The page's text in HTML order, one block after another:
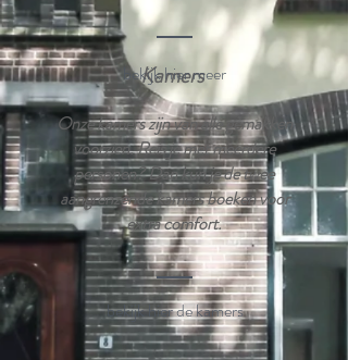
Kamers
Onze kamers zijn van alle gemakken
voorzien. Reis je met meerdere
personen? Dan kun je de twee
aangrenzende kamers boeken voor
extra comfort.​
bekijk hier de kamers
bekijk hier meer